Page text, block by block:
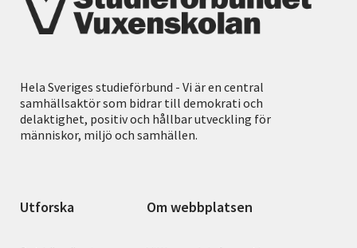
Hela Sveriges studieförbund - Vi är en central
samhällsaktör som bidrar till demokrati och
delaktighet, positiv och hållbar utveckling för
människor, miljö och samhällen.
Utforska Om webbplatsen